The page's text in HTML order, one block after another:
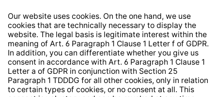
Whistleblower Protection System
Web Accessibility